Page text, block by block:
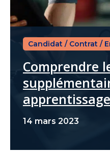
Candidat / Contrat /
Comprendre
apprentissage
14 mars 2023